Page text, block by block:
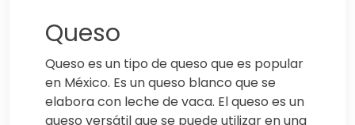
Queso
Queso es un tipo de queso que es popular
en México. Es un queso blanco que se
elabora con leche de vaca. El queso es un
queso versátil que se puede utilizar en una